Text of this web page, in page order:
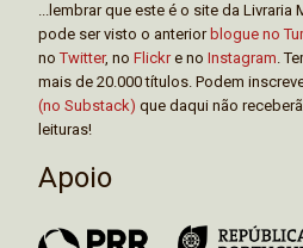
...lembrar que este é o site da Livraria
pode ser visto o anterior blogue no
noTwitter, no Flickre no Instagram.
mais de 20.000 títulos. Podem
(no Substack) que daqui não
leituras!
Apoio